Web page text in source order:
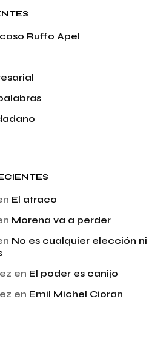
Ruffo Apel
El atraco
Morena va a perder
No es cualquier elección ni
en El poder es canijo
en Emil Michel Cioran